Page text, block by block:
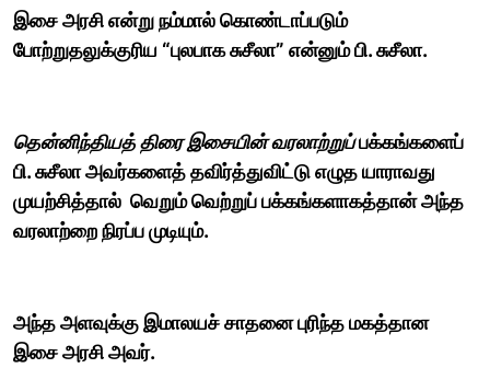
இசை அரசி என்று நம்மால் கொண்டாப்படும்
போற்றுதலுக்குரிய “புலபாக சுசீலா” என்னும் பி. சுசீலா.
தென்னிந்தியத் திரை இசையின் வரலாற்றுப்பக்கங்களைப்
பி. சுசீலா அவர்களைத் தவிர்த்துவிட்டு எழுத யாராவது
முயற்சித்தால் வெறும் வெற்றுப் பக்கங்களாகத்தான் அந்த
வரலாற்றை நிரப்ப முடியும்.
அந்த அளவுக்கு இமாலயச் சாதனை புரிந்த மகத்தான
இசை அரசி அவர்.